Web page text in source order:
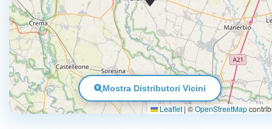
Leaflet | ©OpenStreetMap
Mostra Distributori Vicini